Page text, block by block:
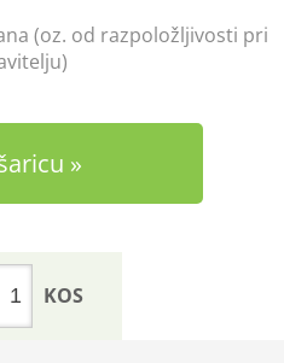
(oz. od razpoložljivosti pri
KOS